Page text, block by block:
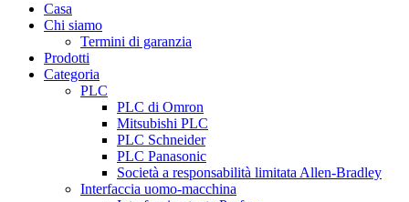
Casa
Chi siamo
Termini di garanzia
Prodotti
Categoria
PLC
PLC di Omron
Mitsubishi PLC
PLC Schneider
PLC Panasonic
Società a responsabilità limitata Allen-Bradley
Interfaccia uomo-macchina